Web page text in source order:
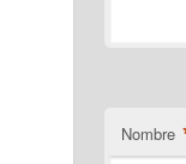
Nombre